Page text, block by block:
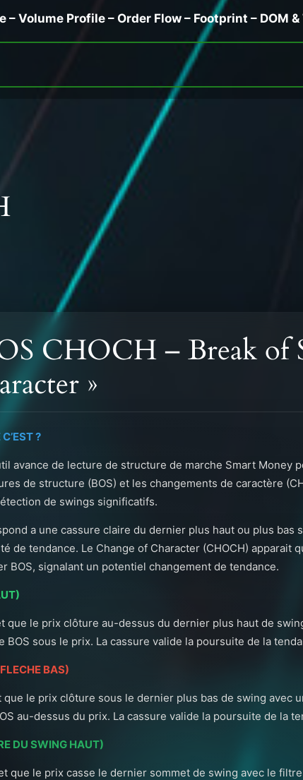
– Volume Profile – Order Flow – Footprint – DOM &
CHOCH – Break of
»
?
avance de lecture de structure de marche Smart Money
de structure (BOS) et les changements de caractère
de swings significatifs.
a une cassure claire du dernier plus haut ou plus bas
de tendance. Le Change of Character (CHOCH) apparait
BOS, signalant un potentiel changement de tendance.
que le prix clôture au-dessus du dernier plus haut de
BOS sous le prix. La cassure valide la poursuite de la
BAS)
le prix clôture sous le dernier plus bas de swing avec
au-dessus du prix. La cassure valide la poursuite de la
DU SWING HAUT)
que le prix casse le dernier sommet de swing avec le